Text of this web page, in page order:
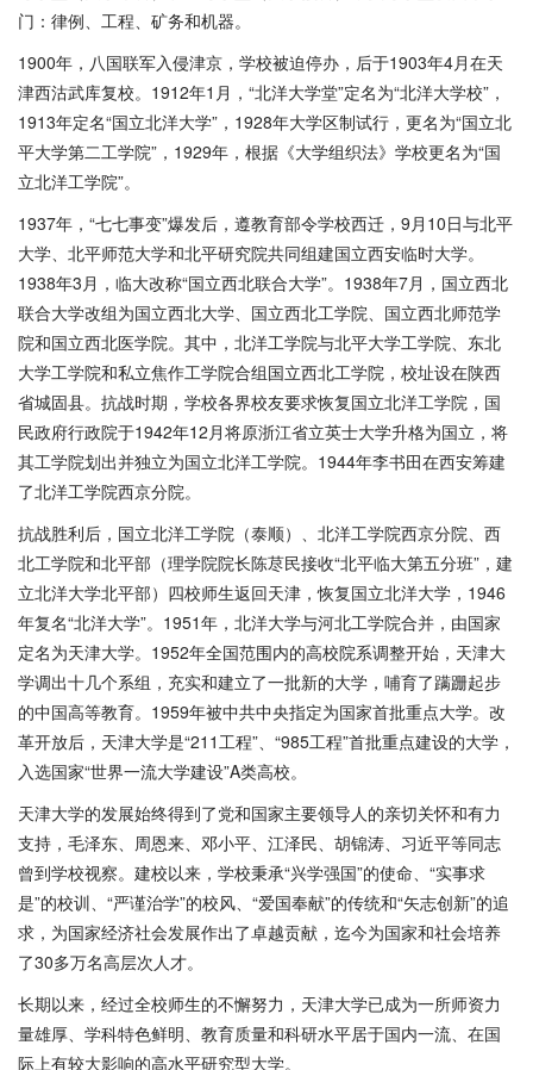
门：律例、工程、矿务和机器。
1900年，八国联军入侵津京，学校被迫停办，后于1903年4月在天
津西沽武库复校。1912年1月，“北洋大学堂”定名为“北洋大学校”，
1913年定名“国立北洋大学”，1928年大学区制试行，更名为“国立北
平大学第二工学院”，1929年，根据《大学组织法》学校更名为“国
立北洋工学院”。
1937年，“七七事变”爆发后，遵教育部令学校西迁，9月10日与北平
大学、北平师范大学和北平研究院共同组建国立西安临时大学。
1938年3月，临大改称“国立西北联合大学”。1938年7月，国立西北
联合大学改组为国立西北大学、国立西北工学院、国立西北师范学
院和国立西北医学院。其中，北洋工学院与北平大学工学院、东北
大学工学院和私立焦作工学院合组国立西北工学院，校址设在陕西
省城固县。抗战时期，学校各界校友要求恢复国立北洋工学院，国
民政府行政院于1942年12月将原浙江省立英士大学升格为国立，将
其工学院划出并独立为国立北洋工学院。1944年李书田在西安筹建
了北洋工学院西京分院。
抗战胜利后，国立北洋工学院（泰顺）、北洋工学院西京分院、西
北工学院和北平部（理学院院长陈荩民接收“北平临大第五分班”，建
立北洋大学北平部）四校师生返回天津，恢复国立北洋大学，1946
年复名“北洋大学”。1951年，北洋大学与河北工学院合并，由国家
定名为天津大学。1952年全国范围内的高校院系调整开始，天津大
学调出十几个系组，充实和建立了一批新的大学，哺育了蹒跚起步
的中国高等教育。1959年被中共中央指定为国家首批重点大学。改
革开放后，天津大学是“211工程”、“985工程”首批重点建设的大学，
入选国家“世界一流大学建设”A类高校。
天津大学的发展始终得到了党和国家主要领导人的亲切关怀和有力
支持，毛泽东、周恩来、邓小平、江泽民、胡锦涛、习近平等同志
曾到学校视察。建校以来，学校秉承“兴学强国”的使命、“实事求
是”的校训、“严谨治学”的校风、“爱国奉献”的传统和“矢志创新”的追
求，为国家经济社会发展作出了卓越贡献，迄今为国家和社会培养
了30多万名高层次人才。
长期以来，经过全校师生的不懈努力，天津大学已成为一所师资力
量雄厚、学科特色鲜明、教育质量和科研水平居于国内一流、在国
际上有较大影响的高水平研究型大学。